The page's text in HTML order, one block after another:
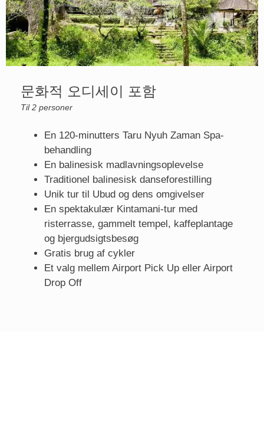
문화적 오디세이 포함
Til 2 personer
En 120-minutters Taru Nyuh Zaman Spa-
behandling
En balinesisk madlavningsoplevelse
Traditionel balinesisk danseforestilling
Unik tur til Ubud og dens omgivelser
En spektakulær Kintamani-tur med
risterrasse, gammelt tempel, kaffeplantage
og bjergudsigtsbesøg
Gratis brug af cykler
Et valg mellem Airport Pick Up eller Airport
Drop Off